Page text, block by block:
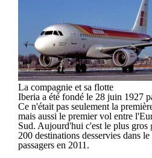
La compagnie et sa flotte
Iberia a été fondé le 28 juin 1927
Ce n'était pas seulement la
mais aussi le premier vol entre
Sud. Aujourd'hui c'est le plus gros
200 destinations desservies dans
passagers en 2011.